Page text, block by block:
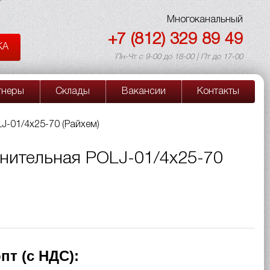
Многоканальный
+7 (812) 329 89 49
Пн-Чт с 9-00 до 18-00 | Пт до 17-00
Склады Вакансии Контакты
01/4x25-70 (Райхем)
POLJ-01/4x25-70
(с НДС):